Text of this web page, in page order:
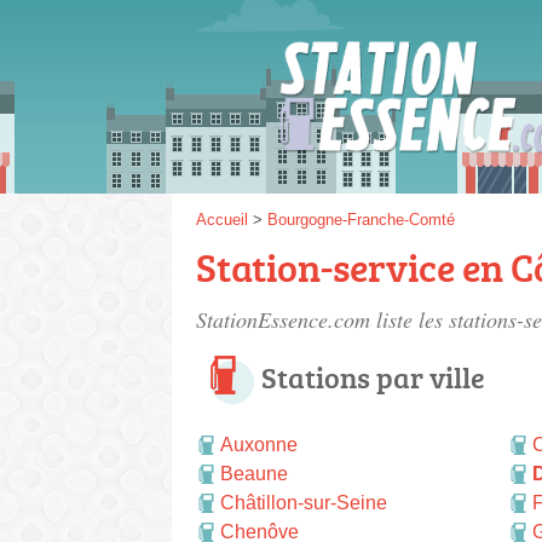
Accueil > Bourgogne-Franche-Comté
Station-service en
StationEssence.com liste les stations-
Stations par ville
Auxonne
Beaune
Châtillon-sur-Seine
Chenôve
SP
SP